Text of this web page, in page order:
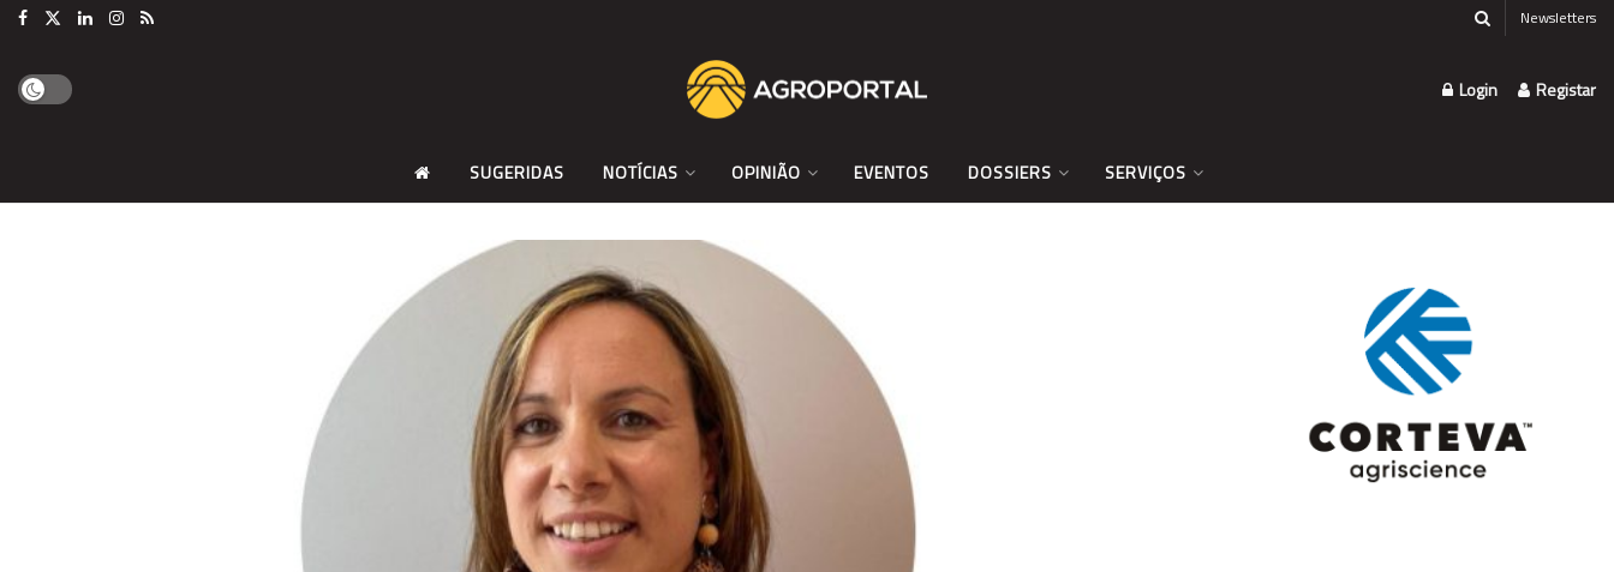
Newsletters
Login Registar
SUGERIDAS NOTÍCIAS OPINIÃO EVENTOS DOSSIERS SERVIÇOS